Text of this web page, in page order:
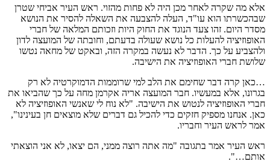
אלא מה שקרה לאחר מכן היה לא פחות מהזוי. ראש העיר אביחי שטרן
שבהכשרתו הוא עו"ד, העלה להצבעה את השאלה להסיר את הנושא
מסדר היום. זהו צעד הנוגד את החוק היות וזכותם המלאה של חברי
האופוזיציה להעלות כל נושא שעולה בדעתם, וחובתה של המועצה לדון
ולהצביע על כך. הדבר לא נעשה במקרה הזה, ובאקט של מחאה נטשו
שלושת חברי האופוזיציה את הישיבה.
…כאן קרה דבר שחימם את הלב למי שרוממות הדמוקרטיה לא רק
בגרונו, אלא במעשיו. חבר המועצה אריה אקרמן מחה על כך שהביאו את
חברי האופוזיציה לנטוש את הישיבה. "לא נוח לי שאנשי האופוזיציה לא
כאן. אנחנו מספיק חזקים כדי להכיל גם דברים שלא מוצאים חן בעינינו",
אמר לראש העיר וחבריו.
ראש העיר אמר בתגובה "מה אתה רוצה ממני, הם יצאו, לא אני הוצאתי
אותם…".